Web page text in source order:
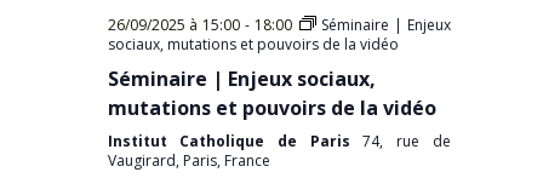
26/09/2025 à 15:00 - 18:00
Séminaire | Enjeux
sociaux, mutations et pouvoirs de la vidéo
Séminaire | Enjeux sociaux,
mutations et pouvoirs de la vidéo
Institut Catholique de Paris74, rue de
Vaugirard, Paris, France